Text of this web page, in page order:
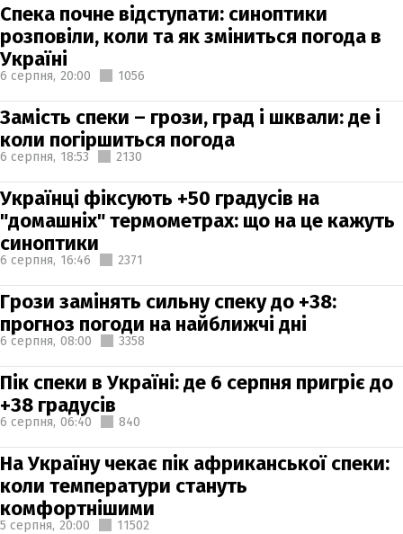
Спека почне відступати: синоптики
розповіли, коли та як зміниться погода в
Україні
6 серпня, 20:00 1056
Замість спеки – грози, град і шквали: де і
коли погіршиться погода
6 серпня, 18:53 2130
Українці фіксують +50 градусів на
"домашніх" термометрах: що на це кажуть
синоптики
6 серпня, 16:46 2371
Грози замінять сильну спеку до +38:
прогноз погоди на найближчі дні
6 серпня, 08:00 3358
Пік спеки в Україні: де 6 серпня пригріє до
+38 градусів
6 серпня, 06:40 840
На Україну чекає пік африканської спеки:
коли температури стануть
комфортнішими
5 серпня, 20:00 11502